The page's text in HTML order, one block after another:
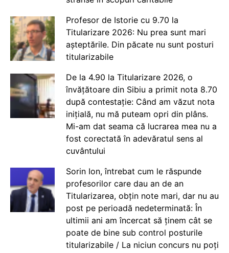
Profesor de Istorie cu 9.70 la
Titularizare 2026: Nu prea sunt mari
așteptările. Din păcate nu sunt posturi
titularizabile
De la 4.90 la Titularizare 2026, o
învățătoare din Sibiu a primit nota 8.70
după contestație: Când am văzut nota
inițială, nu mă puteam opri din plâns.
Mi-am dat seama că lucrarea mea nu a
fost corectată în adevăratul sens al
cuvântului
Sorin Ion, întrebat cum le răspunde
profesorilor care dau an de an
Titularizarea, obțin note mari, dar nu au
post pe perioadă nedeterminată: În
ultimii ani am încercat să ținem cât se
poate de bine sub control posturile
titularizabile / La niciun concurs nu poți